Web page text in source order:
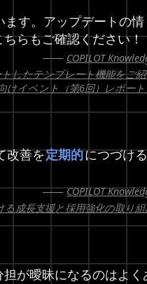
す。アップデートの情
らもご確認ください！
COPILOT
したテンプレート機能をご
けイベント（第6回）レポート
改善を定期的につづけ
COPILOT
成長支援と採用強化の取り組
が曖昧になるのはよく